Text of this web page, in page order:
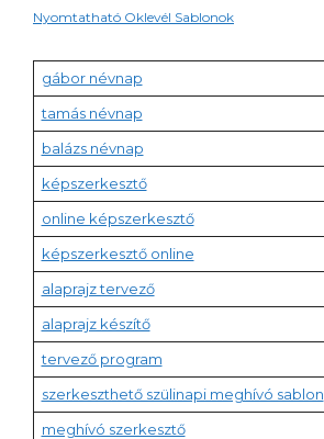
Nyomtatható Oklevél Sablonok
gábor névnap
tamás névnap
balázs névnap
képszerkesztő
online képszerkesztő
képszerkesztő online
alaprajz tervező
alaprajz készítő
tervező program
szerkeszthető szülinapi meghívó sablon
meghívó szerkesztő